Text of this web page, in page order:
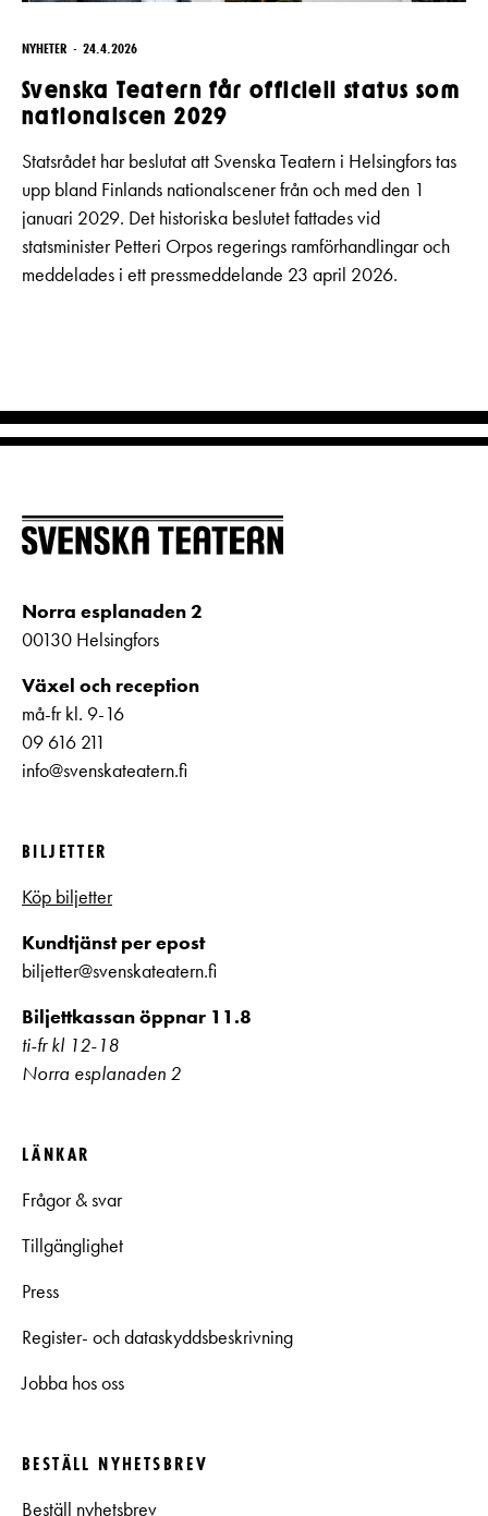
NYHETER 24.4.2026
Svenska Teatern får officiell status som
nationalscen 2029
Statsrådet har beslutat att Svenska Teatern i Helsingfors tas
upp bland Finlands nationalscener från och med den 1
januari 2029. Det historiska beslutet fattades vid
statsminister Petteri Orpos regerings ramförhandlingar och
meddelades i ett pressmeddelande 23 april 2026.
Norra esplanaden 2
00130 Helsingfors
Växel och reception
må-fr kl. 9-16
09 616 211
info@svenskateatern.fi
BILJETTER
Köp biljetter
Kundtjänst per epost
biljetter@svenskateatern.fi
Biljettkassan öppnar 11.8
ti-fr kl 12-18
Norra esplanaden 2
LÄNKAR
Frågor & svar
Tillgänglighet
Press
Register- och dataskyddsbeskrivning
Jobba hos oss
BESTÄLL NYHETSBREV
Beställ nyhetsbrev